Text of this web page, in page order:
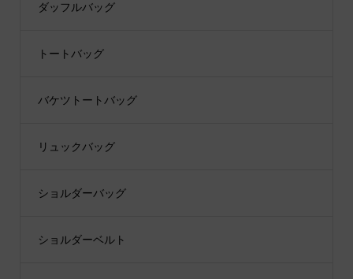
ダッフルバッグ
トートバッグ
バケツトートバッグ
リュックバッグ
ショルダーバッグ
ショルダーベルト